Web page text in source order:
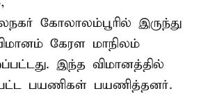
கோலாலம்பூரில் இருந்து
கேரள மாநிலம்
இந்த விமானத்தில்
பயணிகள் பயணித்தனர்.